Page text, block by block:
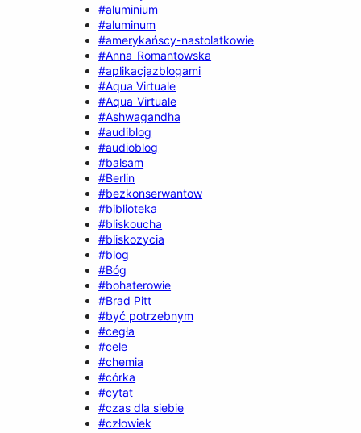
#aluminium
#aluminum
#amerykańscy-nastolatkowie
#Anna_Romantowska
#aplikacjazblogami
#Aqua Virtuale
#Aqua_Virtuale
#Ashwagandha
#audiblog
#audioblog
#balsam
#Berlin
#bezkonserwantow
#biblioteka
#bliskoucha
#bliskozycia
#blog
#Bóg
#bohaterowie
#Brad Pitt
#być potrzebnym
#cegła
#cele
#chemia
#córka
#cytat
#czas dla siebie
#człowiek